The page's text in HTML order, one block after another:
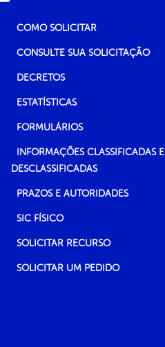
COMO SOLICITAR
CONSULTE SUA SOLICITAÇÃO
DECRETOS
ESTATÍSTICAS
FORMULÁRIOS
INFORMAÇÕES CLASSIFICADAS E
DESCLASSIFICADAS
PRAZOS E AUTORIDADES
SIC FÍSICO
SOLICITAR RECURSO
SOLICITAR UM PEDIDO